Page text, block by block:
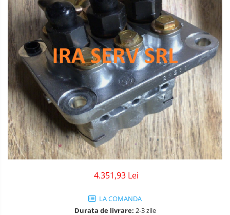
4.351,93 Lei
LA COMANDA
Durata de livrare: 2-3 zile